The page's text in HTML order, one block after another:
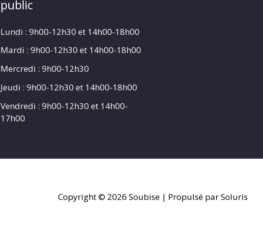
public
Lundi : 9h00-12h30 et 14h00-18h00
Mardi : 9h00-12h30 et 14h00-18h00
Mercredi : 9h00-12h30
Jeudi : 9h00-12h30 et 14h00-18h00
Vendredi : 9h00-12h30 et 14h00-
17h00
Copyright © 2026 Soubise | Propulsé par Soluris